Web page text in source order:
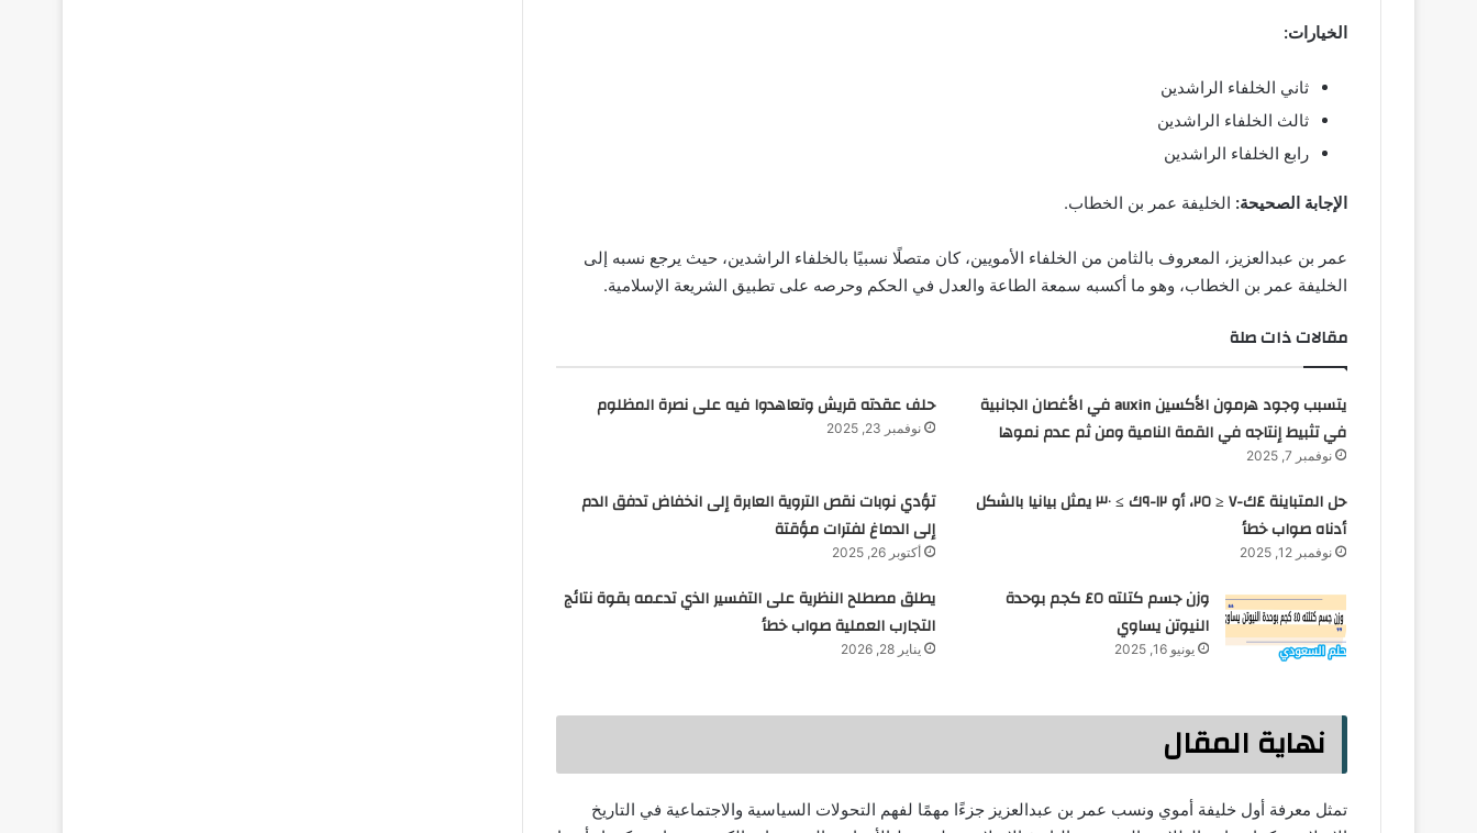
الخيارات:
ثاني الخلفاء الراشدين
ثالث الخلفاء الراشدين
رابع الخلفاء الراشدين
الإجابة الصحيحة: الخليفة عمر بن الخطاب.
عمر بن عبدالعزيز، المعروف بالثامن من الخلفاء الأمويين، كان متصلًا نسبيًا بالخلفاء الراشدين، حيث يرجع نسبه إلى
الخليفة عمر بن الخطاب، وهو ما أكسبه سمعة الطاعة والعدل في الحكم وحرصه على تطبيق الشريعة الإسلامية.
مقالات ذات صلة
يتسبب وجود هرمون الأكسين auxin في الأغصان الجانبية
في تثبيط إنتاجه في القمة النامية ومن ثم عدم نموها
نوفمبر 7, 2025
حلف عقدته قريش وتعاهدوا فيه على نصرة المظلوم
نوفمبر 23, 2025
حل المتباينة ٤ك-٧ ≤ ٢٥، أو ١٢-٩ك ≥ ٣٠ يمثل بيانيا بالشكل
أدناه صواب خطأ
نوفمبر 12, 2025
تؤدي نوبات نقص التروية العابرة إلى انخفاض تدفق الدم
إلى الدماغ لفترات مؤقتة
أكتوبر 26, 2025
وزن جسم كتلته ٤٥ كجم بوحدة
النيوتن يساوي
يونيو 16, 2025
يطلق مصطلح النظرية على التفسير الذي تدعمه بقوة نتائج
التجارب العملية صواب خطأ
يناير 28, 2026
نهاية المقال
تمثل معرفة أول خليفة أموي ونسب عمر بن عبدالعزيز جزءًا مهمًا لفهم التحولات السياسية والاجتماعية في التاريخ